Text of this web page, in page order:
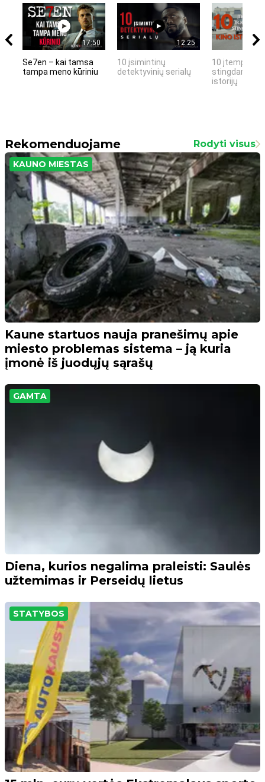
17:50
Se7en – kai tamsa
tampa meno kūriniu
12:25
10 įsimintinų
detektyvinių serialų
10 įtemptų,
stingdančių
istorijų
Rekomenduojame Rodyti visus
KAUNO MIESTAS
Kaune startuos nauja pranešimų apie
miesto problemas sistema – ją kuria
įmonė iš juodųjų sąrašų
GAMTA
Diena, kurios negalima praleisti: Saulės
užtemimas ir Perseidų lietus
STATYBOS